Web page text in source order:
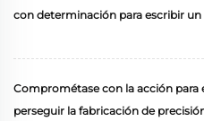
con determinación para escribir
Comprométase con la acción
perseguir la fabricación de